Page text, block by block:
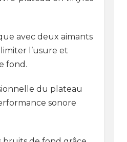
avec deux aimants
l’usure et
fond.
du plateau
sonore